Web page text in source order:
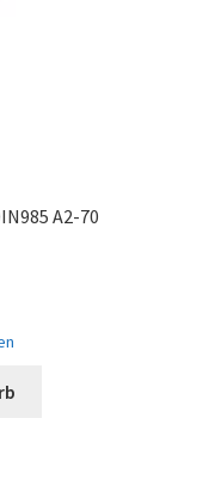
A2-70